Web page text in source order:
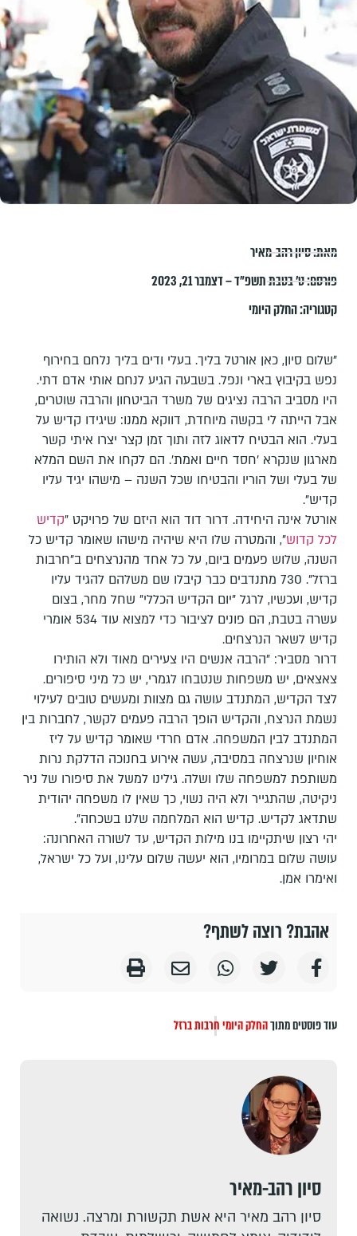
מאת:סיון רהב-מאיר
פורסם:ט׳ בטבת תשפ״ד – דצמבר 21, 2023
קטגוריה:החלק היומי
"שלום סיון, כאן אורטל בליך. בעלי ודים בליך נלחם בחירוף
נפש בקיבוץ בארי ונפל. בשבעה הגיע לנחם אותי אדם דתי.
היו מסביב הרבה נציגים של משרד הביטחון והרבה שוטרים,
אבל הייתה לי בקשה מיוחדת, דווקא ממנו: שיגידו קדיש על
בעלי. הוא הבטיח לדאוג לזה ותוך זמן קצר יצרו איתי קשר
מארגון שנקרא 'חסד חיים ואמת'. הם לקחו את השם המלא
של בעלי ושל הוריו והבטיחו שכל השנה – מישהו יגיד עליו
קדיש".
אורטל אינה היחידה. דרור דוד הוא היזם של פרויקט "קדיש
לכל קדוש", והמטרה שלו היא שיהיה מישהו שאומר קדיש כל
השנה, שלוש פעמים ביום, על כל אחד מהנרצחים ב"חרבות
ברזל". 730 מתנדבים כבר קיבלו שם משלהם להגיד עליו
קדיש, ועכשיו, לרגל "יום הקדיש הכללי" שחל מחר, בצום
עשרה בטבת, הם פונים לציבור כדי למצוא עוד 534 אומרי
קדיש לשאר הנרצחים.
דרור מסביר: "הרבה אנשים היו צעירים מאוד ולא הותירו
צאצאים, יש משפחות שנטבחו לגמרי, יש כל מיני סיפורים.
לצד הקדיש, המתנדב עושה גם מצוות ומעשים טובים לעילוי
נשמת הנרצח, והקדיש הופך הרבה פעמים לקשר, לחברות בין
המתנדב לבין המשפחה. אדם חרדי שאומר קדיש על ליז
אוחיון שנרצחה במסיבה, עשה אירוע בחנוכה הדלקת נרות
משותפת למשפחה שלו ושלה. גילינו למשל את סיפורו של ניר
ניקיטה, שהתגייר ולא היה נשוי, כך שאין לו משפחה יהודית
שתדאג לקדיש. קדיש הוא המלחמה שלנו בשכחה".
יהי רצון שיתקיימו בנו מילות הקדיש, עד לשורה האחרונה:
עושה שלום במרומיו, הוא יעשה שלום עלינו, ועל כל ישראל,
ואימרו אמן.
אהבת? רוצה לשתף?
עוד פוסטים מתוךהחלק היומיחרבות ברזל
סיון רהב-מאיר
סיון רהב מאיר היא אשת תקשורת ומרצה. נשואה